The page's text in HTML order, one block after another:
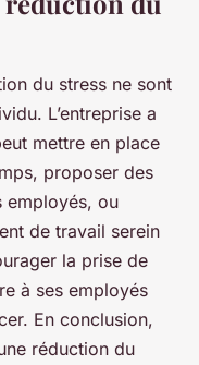
du stress ne sont
L’entreprise a
mettre en place
proposer des
employés, ou
de travail serein
la prise de
à ses employés
En conclusion,
réduction du